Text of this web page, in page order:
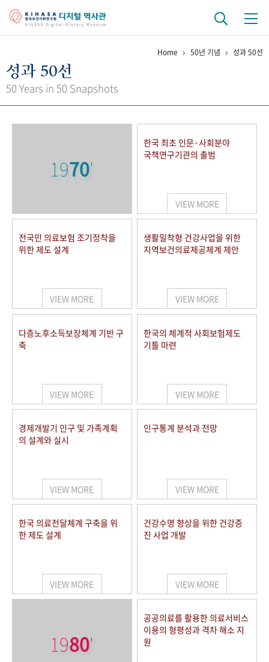
걸어온 길 기관 변천사
키워드로 보는 연구 역사
연구자들
사진 아카이브 문서 기록물 행정박물 영상 기록물
50+1 주년 기념
세계와 함께 한 KIHASA
VR 역사관
Home 50년 기념 성과 50선
성과 50선
50 Years in 50 Snapshots
1970'
한국 최초 인문·사회분야
국책연구기관의 출범
VIEW MORE
전국민 의료보험 조기정착을
위한 제도 설계
VIEW MORE
생활밀착형 건강사업을 위한
지역보건의료제공체계 제안
VIEW MORE
다층노후소득보장체계 기반 구
축
VIEW MORE
한국의 체계적 사회보험제도
기틀 마련
VIEW MORE
경제개발기 인구 및 가족계획
의 설계와 실시
VIEW MORE
인구통계 분석과 전망
VIEW MORE
한국 의료전달체계 구축을 위
한 제도 설계
VIEW MORE
건강수명 향상을 위한 건강증
진 사업 개발
VIEW MORE
1980'
공공의료를 활용한 의료서비스
이용의 형평성과 격차 해소 지
원